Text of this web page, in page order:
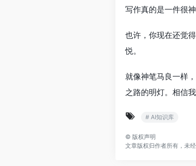
写作真的是一件很
也许，你现在还觉
悦。
就像神笔马良一样
之路的明灯。相信
# AI知识库
© 版权声明
文章版权归作者所有，未经